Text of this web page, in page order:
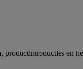
productintroducties en